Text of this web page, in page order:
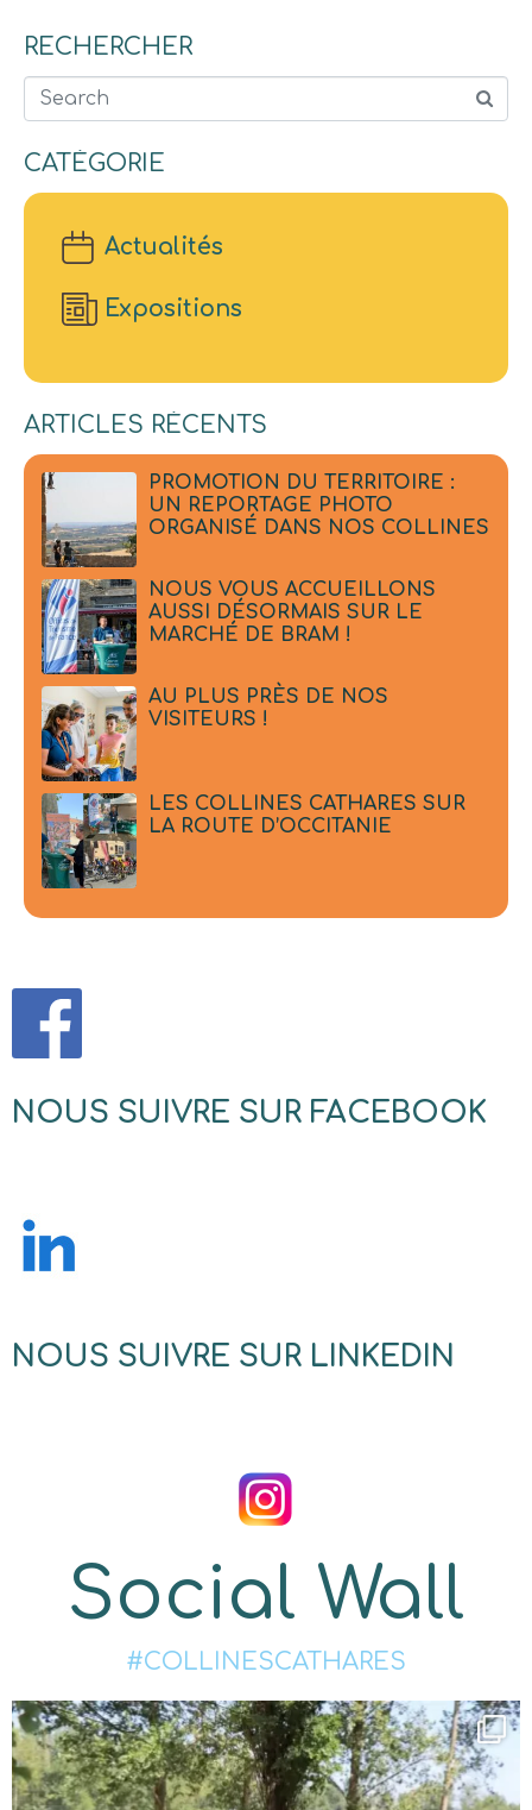
RECHERCHER
Search
CATÉGORIE
Actualités
Expositions
ARTICLES RÉCENTS
PROMOTION DU TERRITOIRE :
UN REPORTAGE PHOTO
ORGANISÉ DANS NOS COLLINES
NOUS VOUS ACCUEILLONS
AUSSI DÉSORMAIS SUR LE
MARCHÉ DE BRAM !
AU PLUS PRÈS DE NOS
VISITEURS !
LES COLLINES CATHARES SUR
LA ROUTE D’OCCITANIE
NOUS SUIVRE SUR FACEBOOK
NOUS SUIVRE SUR LINKEDIN
Social Wall
#COLLINESCATHARES